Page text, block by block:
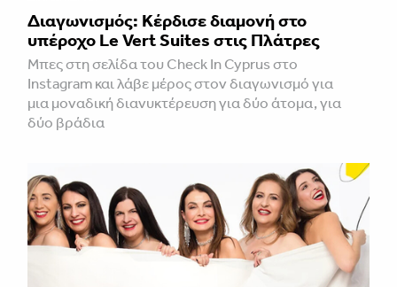
Διαγωνισμός: Κέρδισε διαμονή στο
υπέροχο Le Vert Suites στις Πλάτρες
Μπες στη σελίδα του Check In Cyprus στο
Instagram και λάβε μέρος στον διαγωνισμό για
μια μοναδική διανυκτέρευση για δύο άτομα, για
δύο βράδια